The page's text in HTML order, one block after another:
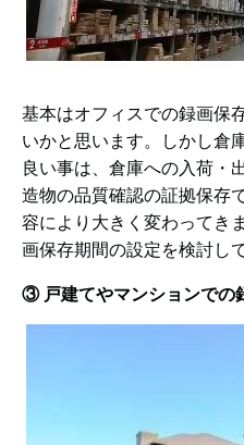
基本はオフィスでの録画保
いかと思います。しかし倉
良い事は、倉庫への入荷・
造物の品質確認の証拠保存
容により大きく変わってき
画保存期間の設定を検討し
③ 戸建てやマンションでの